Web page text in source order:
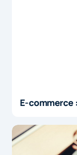
E-commerce